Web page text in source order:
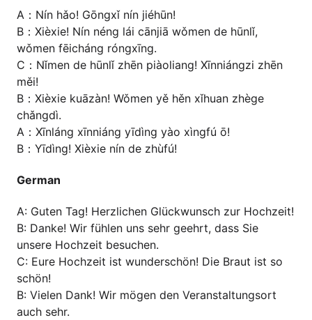
A：Nín hǎo! Gōngxǐ nín jiéhūn!
B：Xièxie! Nín néng lái cānjiā wǒmen de hūnlǐ,
wǒmen fēicháng róngxīng.
C：Nǐmen de hūnlǐ zhēn piàoliang! Xīnniángzi zhēn
měi!
B：Xièxie kuāzàn! Wǒmen yě hěn xǐhuan zhège
chǎngdì.
A：Xīnláng xīnniáng yīdìng yào xìngfú ō!
B：Yīdìng! Xièxie nín de zhùfú!
German
A: Guten Tag! Herzlichen Glückwunsch zur Hochzeit!
B: Danke! Wir fühlen uns sehr geehrt, dass Sie
unsere Hochzeit besuchen.
C: Eure Hochzeit ist wunderschön! Die Braut ist so
schön!
B: Vielen Dank! Wir mögen den Veranstaltungsort
auch sehr.